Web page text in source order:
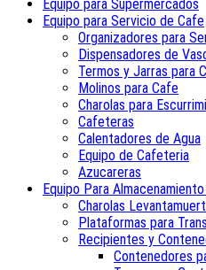
Equipo para Supermercados
Equipo para Servicio de Cafe
Organizadores para
Dispensadores de
Termos y Jarras para
Molinos para Cafe
Charolas para
Cafeteras
Calentadores de Agua
Equipo de Cafeteria
Azucareras
Equipo Para
Charolas
Plataformas para
Recipientes y
Contenedores